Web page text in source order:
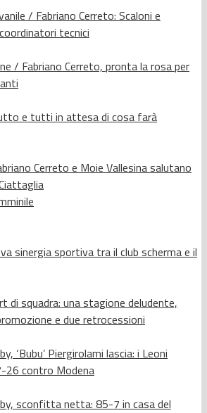
/ Fabriano Cerreto: Scaloni e
tecnici
/ Fabriano Cerreto, pronta la rosa per
e tutti in attesa di cosa farà
Cerreto e Moie Vallesina salutano
sinergia sportiva tra il club scherma e il
di squadra: una stagione deludente,
e due retrocessioni
‘Bubu’ Piergirolami lascia: i Leoni
26 contro Modena
sconfitta netta: 85-7 in casa del